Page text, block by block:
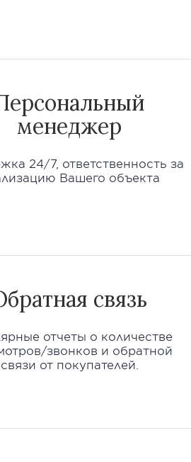
менеджер
24/7, ответственность за
Вашего объекта
связь
отчеты о количестве
звонков и обратной
связи от покупателей.